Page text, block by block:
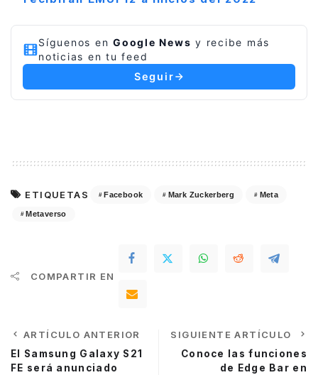
Síguenos en Google News y recibe más
noticias en tu feed
Seguir
ETIQUETAS Facebook Mark Zuckerberg Meta
Metaverso
COMPARTIR EN
ARTÍCULO ANTERIOR
El Samsung Galaxy S21
FE será anunciado
SIGUIENTE ARTÍCULO
Conoce las funciones
de Edge Bar en